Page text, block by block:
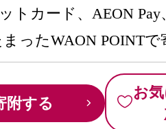
トカード、AEON Pay
まったWAON POINTで
附する
お